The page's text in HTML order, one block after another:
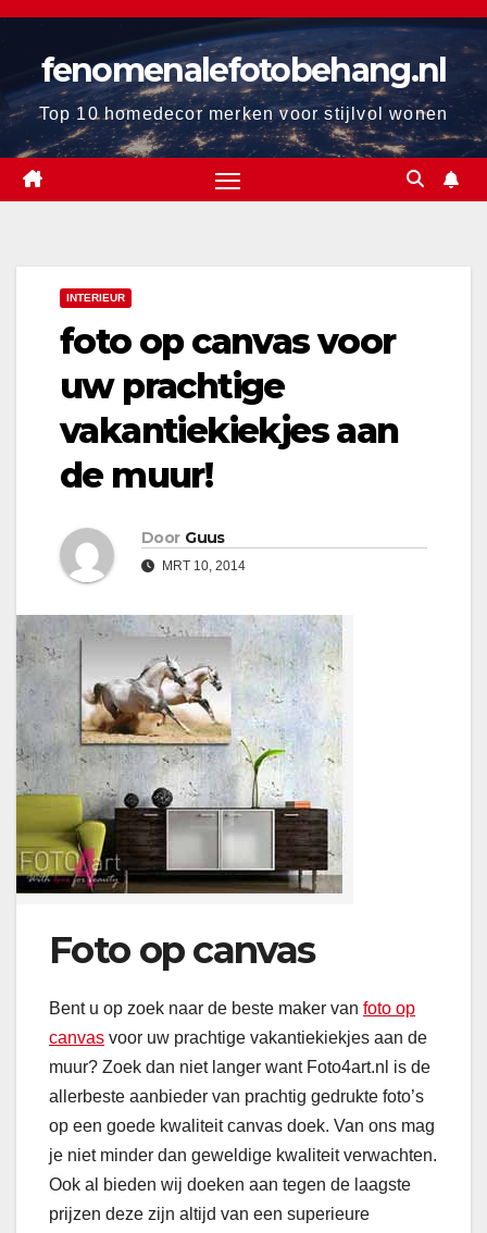
Ga
inhoud
fenomenalefotobehang.nl
Top 10 homedecor merken voor stijlvol wonen
INTERIEUR
foto op canvas voor
uw prachtige
vakantiekiekjes aan
de muur!
Door Guus
MRT 10, 2014
Foto op canvas
Bent u op zoek naar de beste maker van foto op
canvas voor uw prachtige vakantiekiekjes aan de
muur? Zoek dan niet langer want Foto4art.nl is de
allerbeste aanbieder van prachtig gedrukte foto’s
op een goede kwaliteit canvas doek. Van ons mag
je niet minder dan geweldige kwaliteit verwachten.
Ook al bieden wij doeken aan tegen de laagste
prijzen deze zijn altijd van een superieure